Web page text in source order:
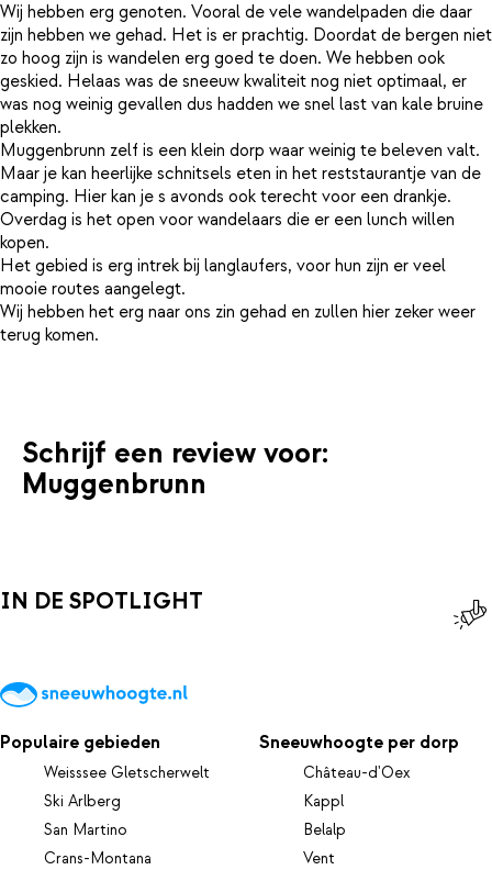
Wij hebben erg genoten. Vooral de vele wandelpaden die daar
zijn hebben we gehad. Het is er prachtig. Doordat de bergen niet
zo hoog zijn is wandelen erg goed te doen. We hebben ook
geskied. Helaas was de sneeuw kwaliteit nog niet optimaal, er
was nog weinig gevallen dus hadden we snel last van kale bruine
plekken.
Muggenbrunn zelf is een klein dorp waar weinig te beleven valt.
Maar je kan heerlijke schnitsels eten in het reststaurantje van de
camping. Hier kan je s avonds ook terecht voor een drankje.
Overdag is het open voor wandelaars die er een lunch willen
kopen.
Het gebied is erg intrek bij langlaufers, voor hun zijn er veel
mooie routes aangelegt.
Wij hebben het erg naar ons zin gehad en zullen hier zeker weer
terug komen.
Schrijf een review voor:
Muggenbrunn
IN DE SPOTLIGHT
Populaire gebieden
Weisssee Gletscherwelt
Ski Arlberg
San Martino
Crans-Montana
Sneeuwhoogte per dorp
Château-d'Oex
Kappl
Belalp
Vent